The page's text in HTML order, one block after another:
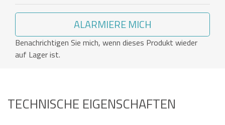
ALARMIERE MICH
Benachrichtigen Sie mich, wenn dieses Produkt wieder
auf Lager ist.
TECHNISCHE EIGENSCHAFTEN